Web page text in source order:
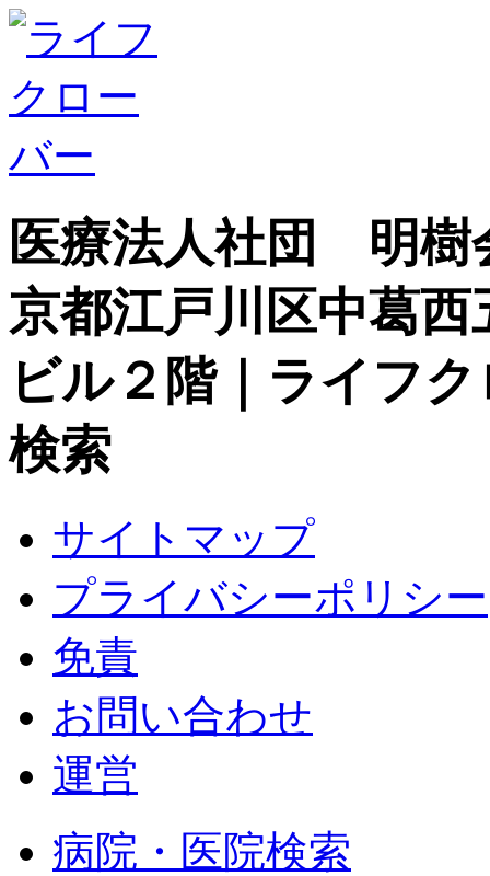
医療法人社団 明
京都江戸川区中葛
ビル２階｜ライフ
検索
サイトマップ
プライバシーポリシー
免責
お問い合わせ
運営
病院・医院検索